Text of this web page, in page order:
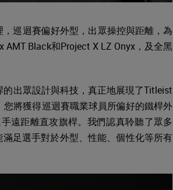
巡迴賽偏好外型，出眾操控與距離，為
AMT Black和Project X LZ Onyx，及全黑
出眾設計與科技，真正地展現了Titleist
將獲得巡迴賽職業球員所偏好的鐵桿外
遠距離直攻旗桿。我們認真聆聽了眾多
足選手對於外型、性能、個性化等所有